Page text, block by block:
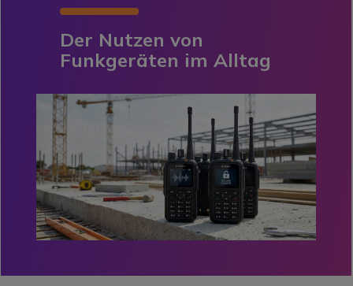
Der Nutzen von
Funkgeräten im Alltag